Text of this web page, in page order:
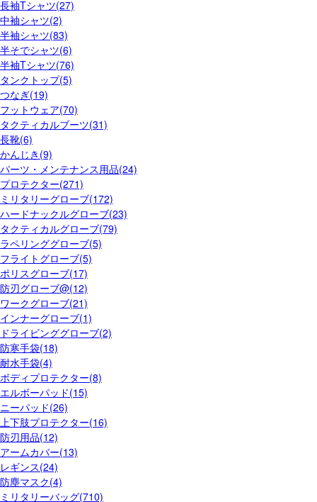
長袖Tシャツ(27)
中袖シャツ(2)
半袖シャツ(83)
半そでシャツ(6)
半袖Tシャツ(76)
タンクトップ(5)
つなぎ(19)
フットウェア(70)
タクティカルブーツ(31)
長靴(6)
かんじき(9)
パーツ・メンテナンス用品(24)
プロテクター(271)
ミリタリーグローブ(172)
ハードナックルグローブ(23)
タクティカルグローブ(79)
ラペリンググローブ(5)
フライトグローブ(5)
ポリスグローブ(17)
防刃グローブ@(12)
ワークグローブ(21)
インナーグローブ(1)
ドライビンググローブ(2)
防寒手袋(18)
耐水手袋(4)
ボディプロテクター(8)
エルボーパッド(15)
ニーパッド(26)
上下肢プロテクター(16)
防刃用品(12)
アームカバー(13)
レギンス(24)
防塵マスク(4)
ミリタリーバッグ(710)